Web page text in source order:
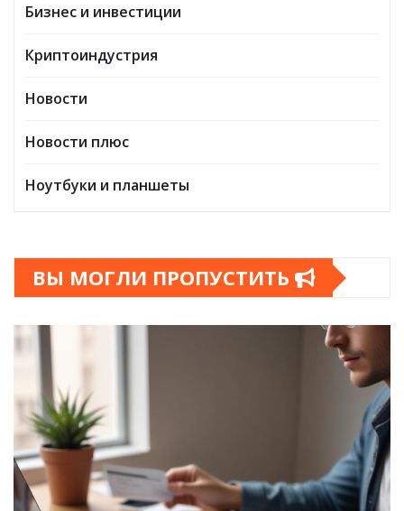
Бизнес и инвестиции
Криптоиндустрия
Новости
Новости плюс
Ноутбуки и планшеты
ВЫ МОГЛИ ПРОПУСТИТЬ